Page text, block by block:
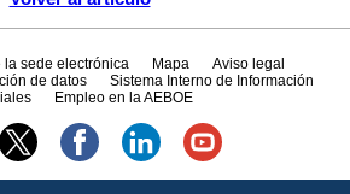
la sede electrónica Mapa
Aviso legal
de datos
Sistema Interno de Información
Empleo en la AEBOE